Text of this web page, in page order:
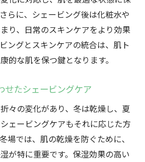
らに、シェービング後は化粧水や
り、日常のスキンケアをより効果
ングとスキンケアの統合は、肌ト
的な肌を保つ鍵となります。
せたシェービングケア
々の変化があり、冬は乾燥し、夏
ェービングケアもそれに応じた方
場では、肌の乾燥を防ぐために、
が特に重要です。保湿効果の高い